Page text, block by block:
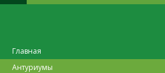
Главная
Антуриумы